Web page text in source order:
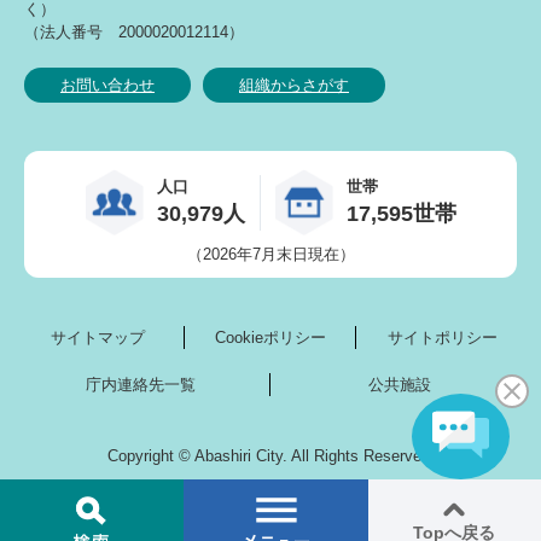
Topへ戻る
く）
（法人番号 2000020012114）
お問い合わせ 組織からさがす
人口
30,979人
世帯
17,595世帯
（2026年7月末日現在）
サイトマップ Cookieポリシー サイトポリシー
庁内連絡先一覧 公共施設
Copyright © Abashiri City. All Rights Reserved.